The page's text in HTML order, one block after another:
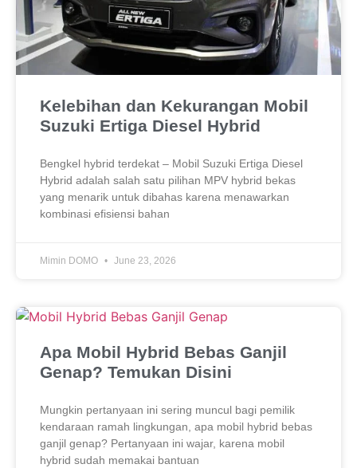
Kelebihan dan Kekurangan Mobil
Suzuki Ertiga Diesel Hybrid
Bengkel hybrid terdekat – Mobil Suzuki Ertiga Diesel
Hybrid adalah salah satu pilihan MPV hybrid bekas
yang menarik untuk dibahas karena menawarkan
kombinasi efisiensi bahan
Mimin DOMO June 23, 2026
Apa Mobil Hybrid Bebas Ganjil
Genap? Temukan Disini
Mungkin pertanyaan ini sering muncul bagi pemilik
kendaraan ramah lingkungan, apa mobil hybrid bebas
ganjil genap? Pertanyaan ini wajar, karena mobil
hybrid sudah memakai bantuan